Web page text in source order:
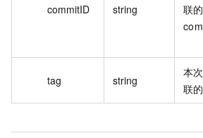
commitID string
联的
tag string
本
联